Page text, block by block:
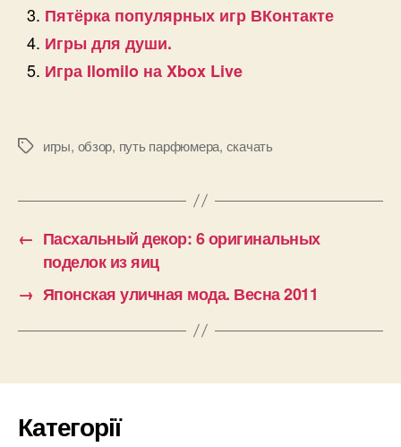
Пятёрка популярных игр ВКонтакте
Игры для души.
Игра Ilomilo на Xbox Live
Позначки
игры, обзор, путь парфюмера, скачать
← Пасхальный декор: 6 оригинальных
поделок из яиц
→ Японская уличная мода. Весна 2011
Категорії